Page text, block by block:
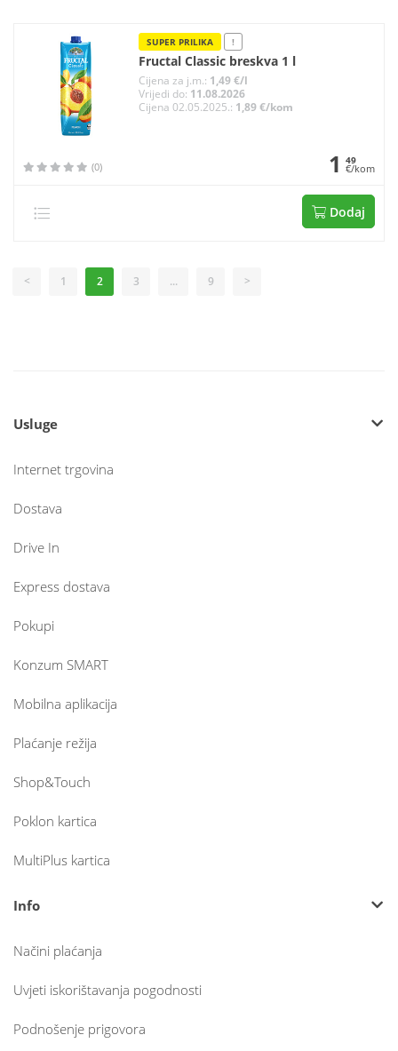
SUPER PRILIKA !
Fructal Classic breskva 1 l
Cijena za j.m.: 1,49 €/l
Vrijedi do: 11.08.2026
Cijena 02.05.2025.: 1,89 €/kom
(0) 1 49
€/kom
Dodaj
< 1 2 3 ... 9 >
Usluge
Internet trgovina
Dostava
Drive In
Express dostava
Pokupi
Konzum SMART
Mobilna aplikacija
Plaćanje režija
Shop&Touch
Poklon kartica
MultiPlus kartica
Info
Načini plaćanja
Uvjeti iskorištavanja pogodnosti
Podnošenje prigovora